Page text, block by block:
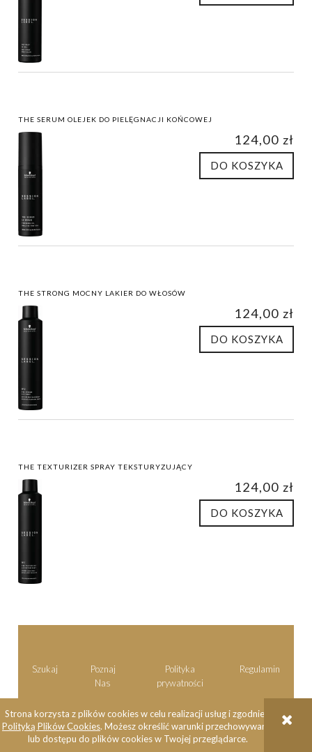
Strona korzysta z plików cookies w celu realizacji usług i zgodnie z
Polityką Plików Cookies. Możesz określić warunki przechowywania
lub dostępu do plików cookies w Twojej przeglądarce.
THE SERUM OLEJEK DO PIELĘGNACJI KOŃCOWEJ
124,00 zł
DO KOSZYKA
THE STRONG MOCNY LAKIER DO WŁOSÓW
124,00 zł
DO KOSZYKA
THE TEXTURIZER SPRAY TEKSTURYZUJĄCY
124,00 zł
DO KOSZYKA
Szukaj
Poznaj
Nas
Polityka
prywatności
Regulamin
POKAŻ PEŁNĄ WERSJĘ STRONY